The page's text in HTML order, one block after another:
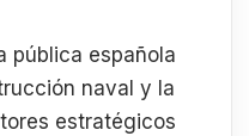
pública española
naval y la
estratégicos